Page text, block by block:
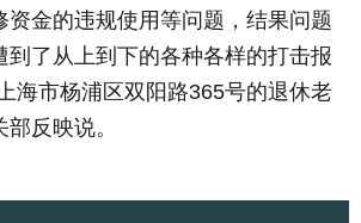
资金的违规使用等问题，结果问题
到了从上到下的各种各样的打击报
海市杨浦区双阳路365号的退休老
反映说。